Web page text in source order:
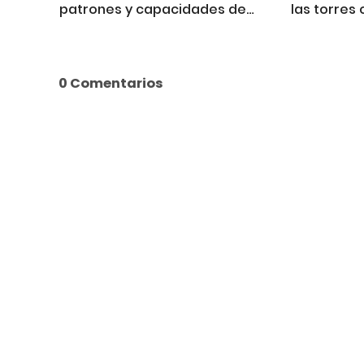
patrones y capacidades de
las torres
0 Comentarios